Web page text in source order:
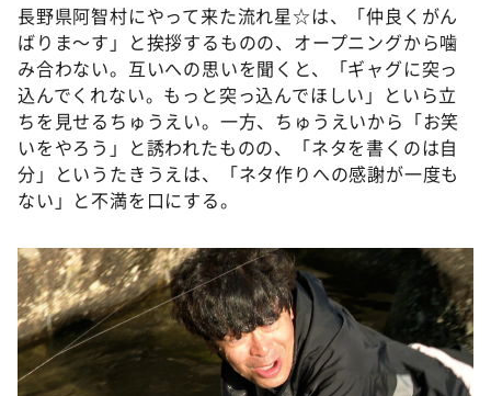
長野県阿智村にやって来た流れ星☆は、「仲良くがん
ばりま～す」と挨拶するものの、オープニングから噛
み合わない。互いへの思いを聞くと、「ギャグに突っ
込んでくれない。もっと突っ込んでほしい」といら立
ちを見せるちゅうえい。一方、ちゅうえいから「お笑
いをやろう」と誘われたものの、「ネタを書くのは自
分」というたきうえは、「ネタ作りへの感謝が一度も
ない」と不満を口にする。